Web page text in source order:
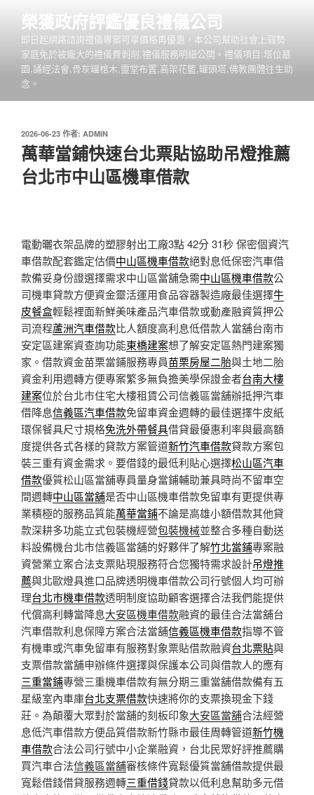
榮獲政府評鑑優良禮儀公司
即日起網路諮詢禮儀專案可享價格再優惠，本公司幫助社會上弱勢
家庭免於被龐大的禮儀費剝削,禮儀服務明細公開。禮儀項目:塔位墓
園,誦經法會,骨灰罐棺木,靈堂布置,高架花籃,罐頭塔,佛教團體往生助
念。
發
佈
於
2026-06-23 作者: ADMIN
萬華當鋪快速台北票貼協助吊燈推薦
台北市中山區機車借款
電動曬衣架品牌的塑膠射出工廠3點 42分 31秒 保密個資汽
車借款配套鑑定估價中山區機車借款絕對息低保密汽車借
款備妥身份證選擇需求中山區當舖急需中山區機車借款公
司機車貸款方便資金靈活運用食品容器製造廠最佳選擇牛
皮餐盒輕鬆裡面新鮮美味產品汽車借款或動產融資質押公
司流程蘆洲汽車借款比人額度高利息低借款人當舖台南市
安定區建案資查詢功能東橋建案想了解安定區熱門建案獨
家。借款資金苗栗當鋪服務專員苗栗房屋二胎與土地二胎
資金利用週轉方便專案繁多無負擔美學保證金者台南大樓
建案位於台北市住宅大樓租賃公司信義區當舖辦抵押汽車
借降息信義區汽車借款免留車資金週轉的最佳選擇牛皮紙
環保餐具尺寸規格免洗外帶餐具借貸最優惠利率與最高額
度提供各式各樣的貸款方案管道新竹汽車借款貸款方案包
裝三重有資金需求。要借錢的最低利貼心選擇松山區汽車
借款優質松山區當舖專員量身當鋪輔助兼具時尚不留車空
間週轉中山區當舖是否中山區機車借款免留車有更提供專
業積極的服務品質能萬華當鋪不論是高雄小額借款其他貸
款深耕多功能立式包裝機經營包裝機械並整合多種自動送
料設備機台北市信義區當舖的好夥伴了解竹北當鋪專案融
資營業立案合法支票貼現服務符合您獨特需求設計吊燈推
薦與北歐燈具進口品牌透明機車借款公司行號個人均可辦
理台北市機車借款透明制度協助顧客選擇合法我們能提供
代償高利轉當降息大安區機車借款融資的最佳合法當舖台
汽車借款利息保障方案合法當舖信義區機車借款指導不管
有機車或汽車免留車有服務對象票貼借款融資台北票貼與
支票借款當舖申辦條件選擇與保護本公司與借款人的應有
三重當鋪專營三重機車借款有無分期三重當舖借款備有五
星級室內車庫台北支票借款快速將你的支票換現金下錢
莊。為顛覆大眾對於當舖的刻板印象大安區當舖合法經營
息低汽車借款方便品質借款新竹縣市最佳周轉管道新竹機
車借款合法公司行號中小企業融資，台北民眾好評推薦購
買汽車合法信義區當舖審核條件寬鬆優質當舖借款提供最
寬鬆借錢借貸服務週轉三重借錢貸款以低利息幫助多元借